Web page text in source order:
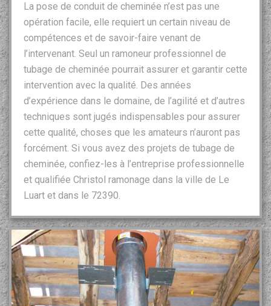
La pose de conduit de cheminée n’est pas une
opération facile, elle requiert un certain niveau de
compétences et de savoir-faire venant de
l’intervenant. Seul un ramoneur professionnel de
tubage de cheminée pourrait assurer et garantir cette
intervention avec la qualité. Des années
d’expérience dans le domaine, de l’agilité et d’autres
techniques sont jugés indispensables pour assurer
cette qualité, choses que les amateurs n’auront pas
forcément. Si vous avez des projets de tubage de
cheminée, confiez-les à l’entreprise professionnelle
et qualifiée Christol ramonage dans la ville de Le
Luart et dans le 72390.